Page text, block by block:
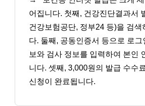
어집니다. 첫째, 건강진단결과서
건강보험공단, 정부24 등)을 검색
다. 둘째, 공동인증서 등으로 로그
보와 검사 정보를 입력하여 본인
니다. 셋째, 3,000원의 발급 수수
신청이 완료됩니다.